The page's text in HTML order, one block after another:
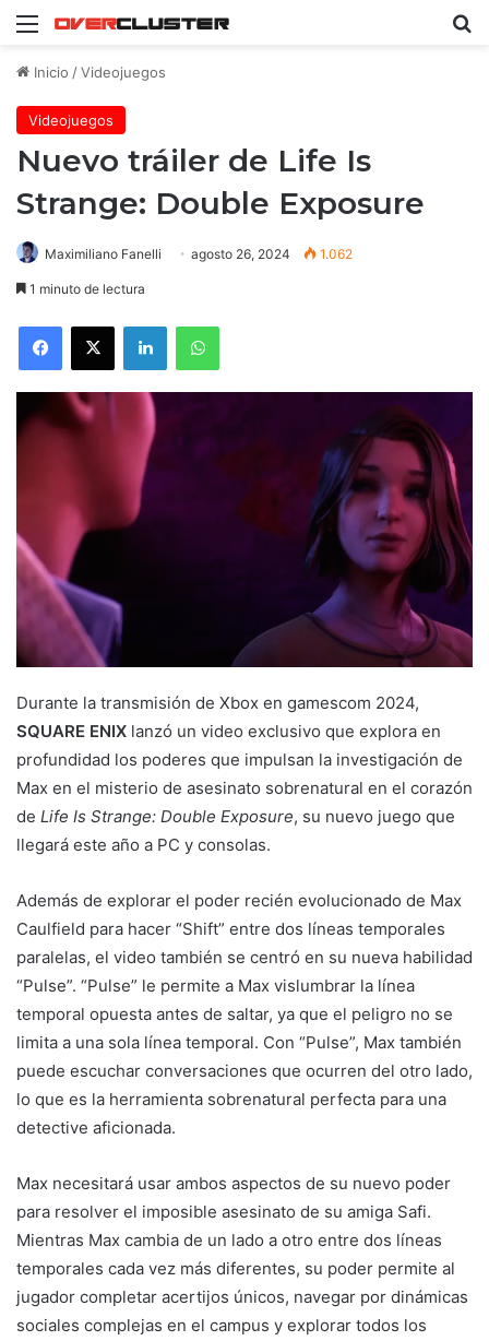
Menú
Inicio /Videojuegos
Videojuegos
Nuevo tráiler de Life Is
Strange: Double Exposure
Maximiliano Fanelli agosto 26, 2024 1.062
1 minuto de lectura
Facebook
X LinkedInWhatsApp
Durante la transmisión de Xbox en gamescom 2024,
SQUARE ENIX lanzó un video exclusivo que explora en
profundidad los poderes que impulsan la investigación de
Max en el misterio de asesinato sobrenatural en el corazón
de Life Is Strange: Double Exposure, su nuevo juego que
llegará este año a PC y consolas.
Además de explorar el poder recién evolucionado de Max
Caulfield para hacer “Shift” entre dos líneas temporales
paralelas, el video también se centró en su nueva habilidad
“Pulse”. “Pulse” le permite a Max vislumbrar la línea
temporal opuesta antes de saltar, ya que el peligro no se
limita a una sola línea temporal. Con “Pulse”, Max también
puede escuchar conversaciones que ocurren del otro lado,
lo que es la herramienta sobrenatural perfecta para una
detective aficionada.
Max necesitará usar ambos aspectos de su nuevo poder
para resolver el imposible asesinato de su amiga Safi.
Mientras Max cambia de un lado a otro entre dos líneas
temporales cada vez más diferentes, su poder permite al
jugador completar acertijos únicos, navegar por dinámicas
sociales complejas en el campus y explorar todos los